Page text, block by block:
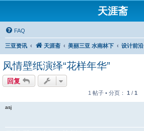
天涯斋
FAQ
三亚资讯 天涯斋 美丽三亚 水南林下 设计前沿
风情壁纸演绎“花样年华”
回复
1 帖子 • 分页： 1 / 1
asj